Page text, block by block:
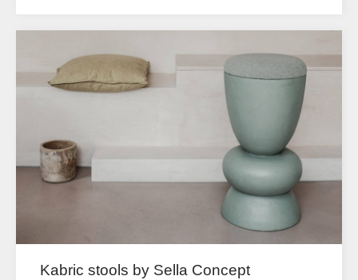
Kabric stools by Sella Concept